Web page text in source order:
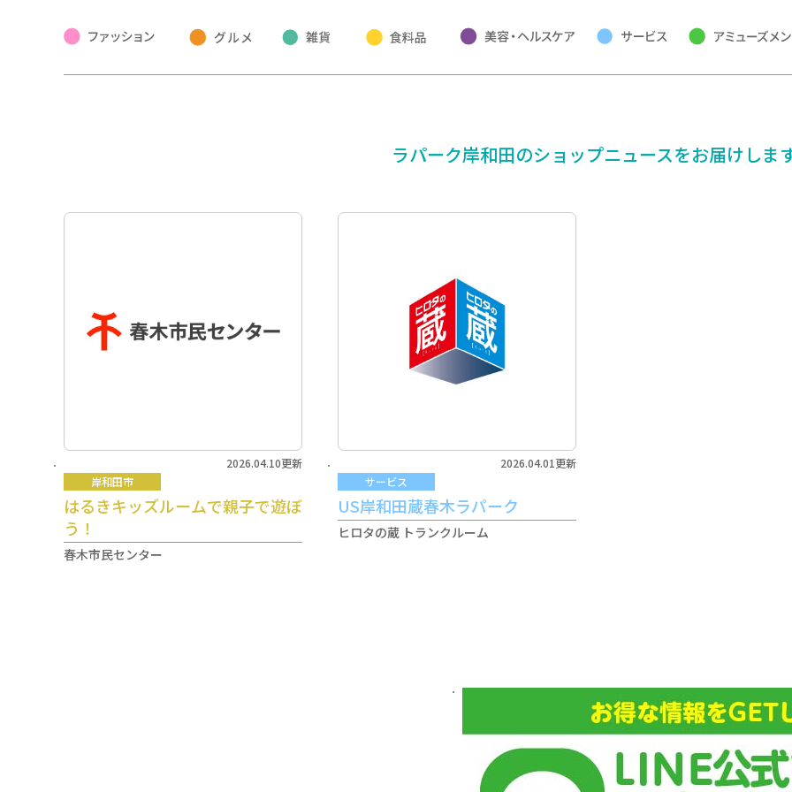
ラパーク岸和田のショップニュースをお届けしま
2026.04.10更新
岸和田市
はるきキッズルームで親子で遊ぼ
う！
春木市民センター
2026.04.01更新
サービス
US岸和田蔵春木ラパーク
ヒロタの蔵 トランクルーム